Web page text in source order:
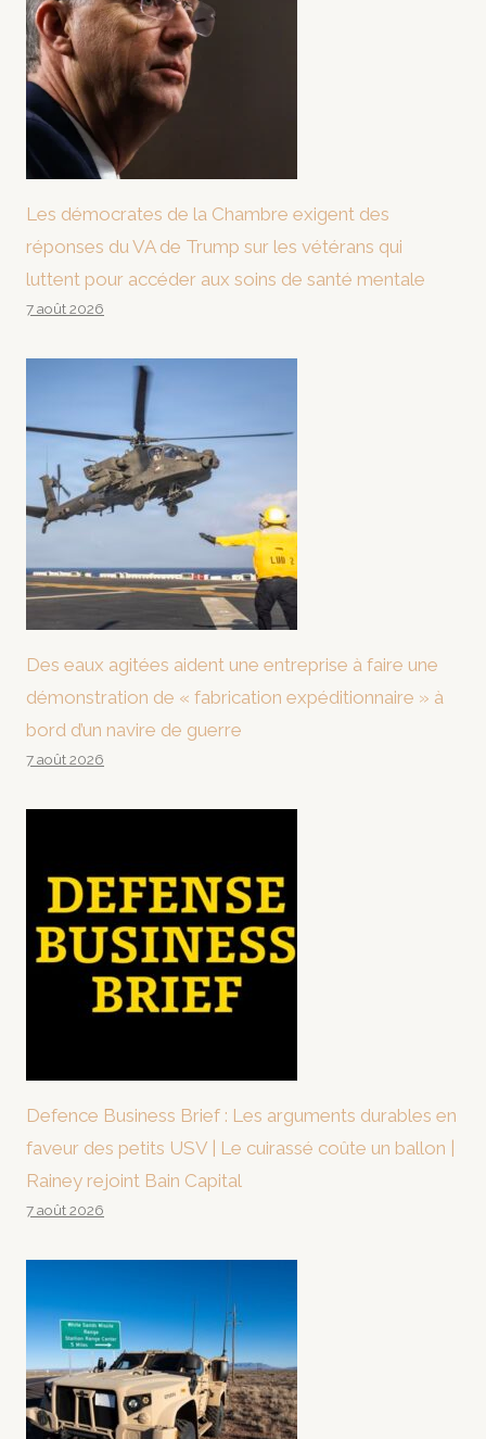
Les démocrates de la Chambre exigent des
réponses du VA de Trump sur les vétérans qui
luttent pour accéder aux soins de santé mentale
7 août 2026
Des eaux agitées aident une entreprise à faire une
démonstration de « fabrication expéditionnaire » à
bord d’un navire de guerre
7 août 2026
Defence Business Brief : Les arguments durables en
faveur des petits USV | Le cuirassé coûte un ballon |
Rainey rejoint Bain Capital
7 août 2026